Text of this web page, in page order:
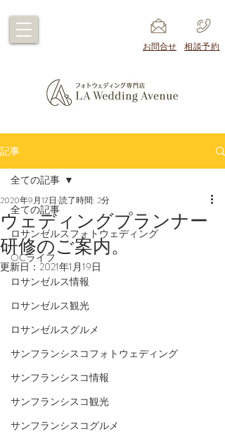
​お問合せ ​相談予約
記事
全ての記事
ロサンゼルスフォトウェディング
OCライフ
ロサンゼルス情報
ロサンゼルス観光
ロサンゼルスグルメ
サンフランシスコフォトウェディング
サンフランシスコ情報
サンフランシスコ観光
サンフランシスコグルメ
全ての記事
ウェディングプランナー
研修のご案内。
2020年9月17日 読了時間: 2分
更新日： 2021年1月19日